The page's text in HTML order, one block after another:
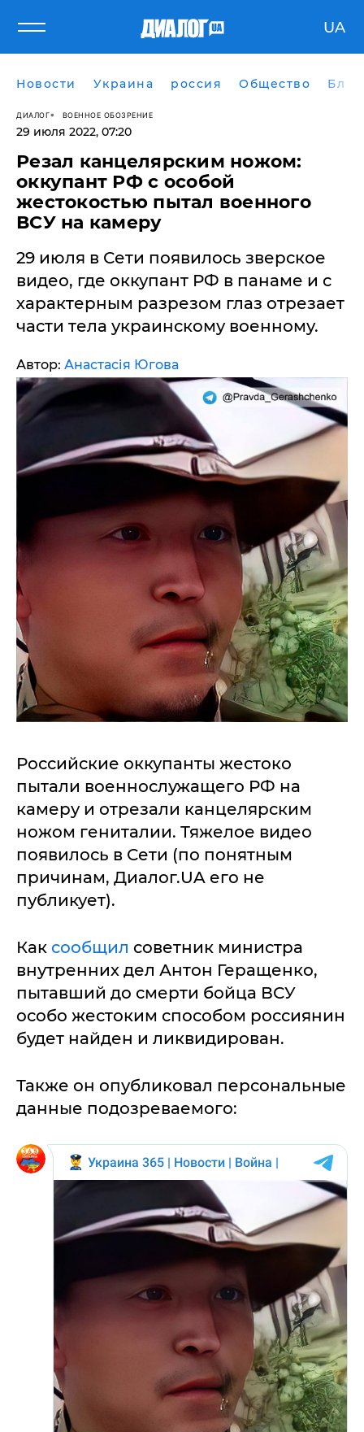
UA
Новости Украина россия Общество
ДИАЛОГ ВОЕННОЕ ОБОЗРЕНИЕ
29 июля 2022, 07:20
Резал канцелярским ножом:
оккупант РФ с особой
жестокостью пытал военного
ВСУ на камеру
​29 июля в Сети появилось зверское
видео, где оккупант РФ в панаме и с
характерным разрезом глаз отрезает
части тела украинскому военному.
Автор: Анастасія Югова
Российские оккупанты жестоко
пытали военнослужащего РФ на
камеру и отрезали канцелярским
ножом гениталии. Тяжелое видео
появилось в Сети (по понятным
причинам, Диалог.UA его не
публикует).
Как сообщил советник министра
внутренних дел Антон Геращенко,
пытавший до смерти бойца ВСУ
особо жестоким способом россиянин
будет найден и ликвидирован.
Также он опубликовал персональные
данные подозреваемого: